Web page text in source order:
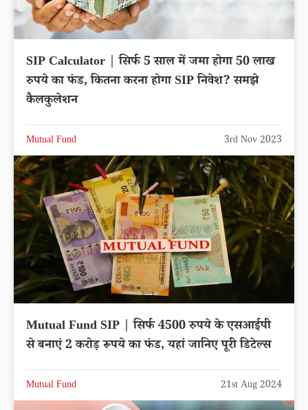
SIP Calculator | सिर्फ 5 साल में जमा होगा 50 लाख
रुपये का फंड, कितना करना होगा SIP निवेश? समझे
कैलकुलेशन
Mutual Fund 3rd Nov 2023
Mutual Fund SIP | सिर्फ 4500 रुपये के एसआईपी
से बनाएं 2 करोड़ रूपये का फंड, यहां जानिए पूरी डिटेल्स
Mutual Fund 21st Aug 2024